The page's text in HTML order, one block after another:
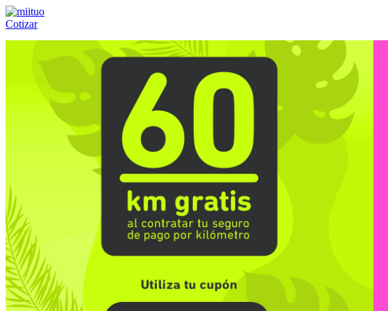
Cotizar
(55) 84-21-05-00ó800-953-00-59